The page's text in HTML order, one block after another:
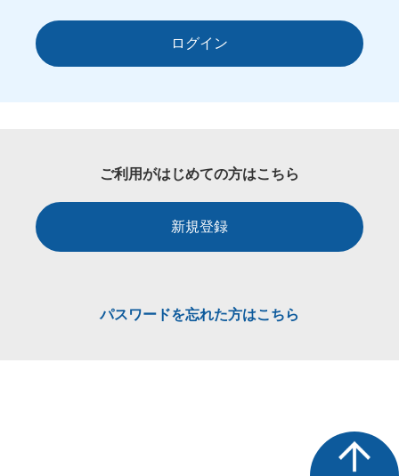
ログイン
ご利用がはじめての方はこちら
新規登録
パスワードを忘れた方はこちら